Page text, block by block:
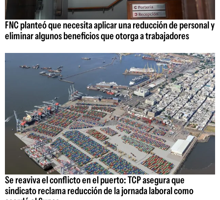
FNC planteó que necesita aplicar una reducción de personal y
eliminar algunos beneficios que otorga a trabajadores
Se reaviva el conflicto en el puerto: TCP asegura que
sindicato reclama reducción de la jornada laboral como